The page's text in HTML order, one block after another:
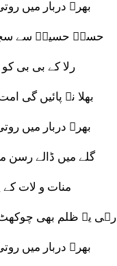
بھرے دربار میں
حسنؑ حسینؑ سے سچے
رلا کے بی بی
بھلا نہ پائیں گی
بھرے دربار میں
گلے میں ڈالے رسن
منات و لات کے
رہی یہ ظلم بھی
بھرے دربار میں